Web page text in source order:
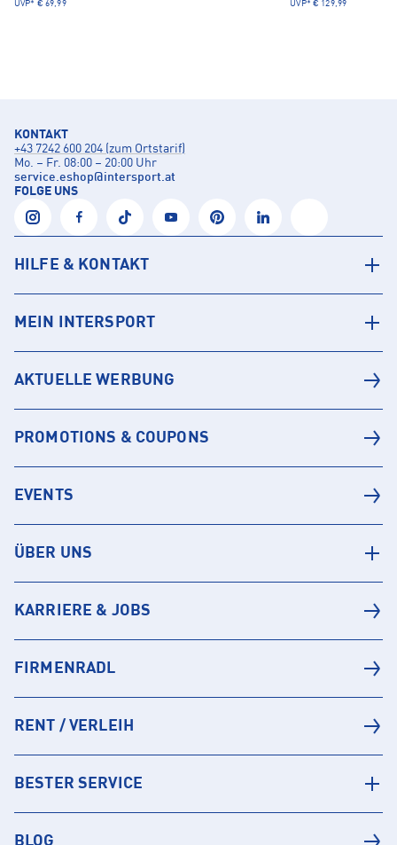
UVP* € 69,99 UVP* € 129,99
KONTAKT
+43 7242 600 204 (zum Ortstarif)
Mo. – Fr. 08:00 – 20:00 Uhr
service.eshop@intersport.at
FOLGE UNS
HILFE & KONTAKT
MEIN INTERSPORT
AKTUELLE WERBUNG
PROMOTIONS & COUPONS
EVENTS
ÜBER UNS
KARRIERE & JOBS
FIRMENRADL
RENT / VERLEIH
BESTER SERVICE
BLOG